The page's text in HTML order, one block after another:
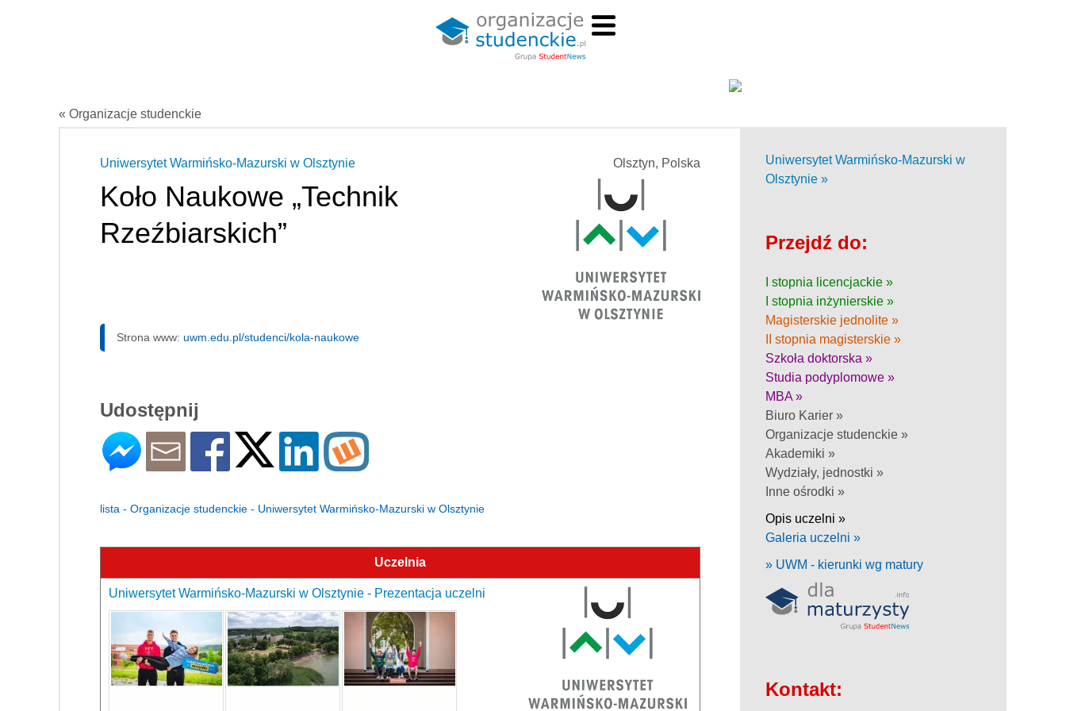
« Organizacje studenckie
Olsztyn, Polska
Uniwersytet Warmińsko-Mazurski w Olsztynie
Koło Naukowe „Technik
Rzeźbiarskich”
Strona www: uwm.edu.pl/studenci/kola-naukowe
Udostępnij
lista - Organizacje studenckie - Uniwersytet Warmińsko-Mazurski w Olsztynie
Uczelnia
Uniwersytet Warmińsko-Mazurski w Olsztynie - Prezentacja uczelni
Uniwersytet Warmińsko-Mazurski w
Olsztynie »
Przejdź do:
I stopnia licencjackie »
I stopnia inżynierskie »
Magisterskie jednolite »
II stopnia magisterskie »
Szkoła doktorska »
Studia podyplomowe »
MBA »
Biuro Karier »
Organizacje studenckie »
Akademiki »
Wydziały, jednostki »
Inne ośrodki »
Opis uczelni »
Galeria uczelni »
» UWM - kierunki wg matury
Kontakt: